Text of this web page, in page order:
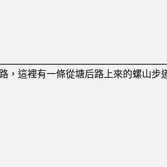
，這裡有一條從塘后路上來的螺山步